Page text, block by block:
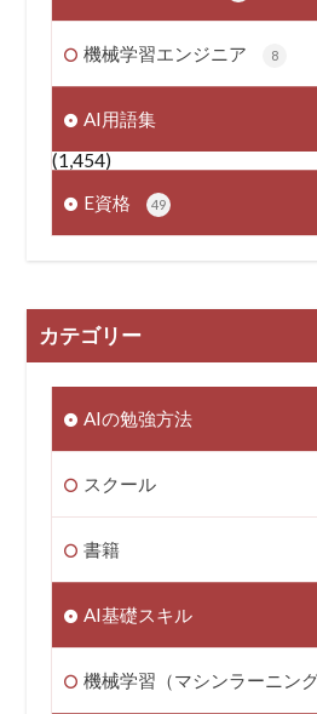
機械学習エンジニア 8
AI用語集
(1,454)
E資格
49
カテゴリー
AIの勉強方法
スクール
書籍
AI基礎スキル
機械学習（マシンラーニング